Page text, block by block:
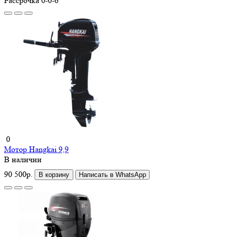
0
Мотор Hangkai 9,9
В наличии
90 500р.
В корзину Написать в WhatsApp